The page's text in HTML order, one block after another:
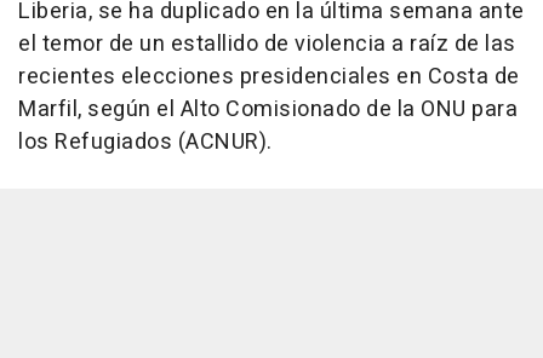
Liberia, se ha duplicado en la última semana ante
el temor de un estallido de violencia a raíz de las
recientes elecciones presidenciales en Costa de
Marfil, según el Alto Comisionado de la ONU para
los Refugiados (ACNUR).